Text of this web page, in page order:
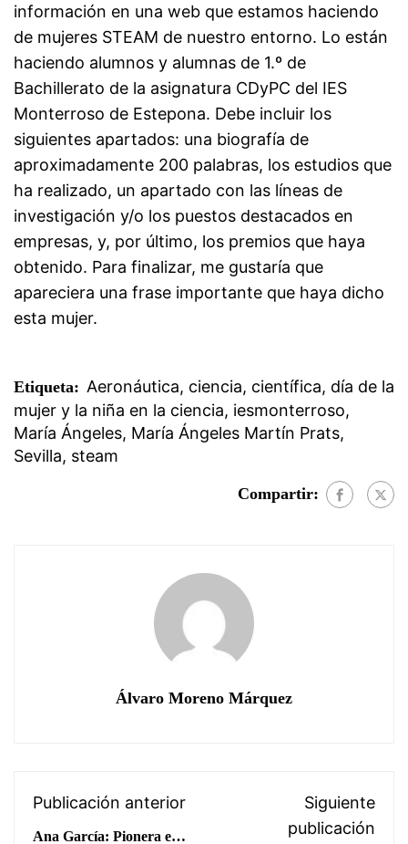
información en una web que estamos haciendo
de mujeres STEAM de nuestro entorno. Lo están
haciendo alumnos y alumnas de 1.º de
Bachillerato de la asignatura CDyPC del IES
Monterroso de Estepona. Debe incluir los
siguientes apartados: una biografía de
aproximadamente 200 palabras, los estudios que
ha realizado, un apartado con las líneas de
investigación y/o los puestos destacados en
empresas, y, por último, los premios que haya
obtenido. Para finalizar, me gustaría que
apareciera una frase importante que haya dicho
esta mujer.
Etiqueta: Aeronáutica, ciencia, científica, día de la
mujer y la niña en la ciencia, iesmonterroso,
María Ángeles, María Ángeles Martín Prats,
Sevilla, steam
Compartir:
Álvaro Moreno Márquez
Publicación anterior
Ana García: Pionera en
Siguiente
publicación